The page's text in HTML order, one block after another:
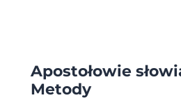
Apostołowie
Metody